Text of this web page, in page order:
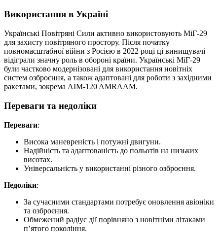
Використання в Україні
Українські Повітряні Сили активно використовують МіГ-29
для захисту повітряного простору. Після початку
повномасштабної війни з Росією в 2022 році ці винищувачі
відіграли значну роль в обороні країни. Українські МіГ-29
були частково модернізовані для використання новітніх
систем озброєння, а також адаптовані для роботи з західними
ракетами, зокрема AIM-120 AMRAAM.
Переваги та недоліки
Переваги:
Висока маневреність і потужні двигуни.
Надійність та адаптованість до польотів на низьких
висотах.
Універсальність у використанні різного озброєння.
Недоліки:
За сучасними стандартами потребує оновлення авіоніки
та озброєння.
Обмежений радіус дії порівняно з новітніми літаками
п’ятого покоління.